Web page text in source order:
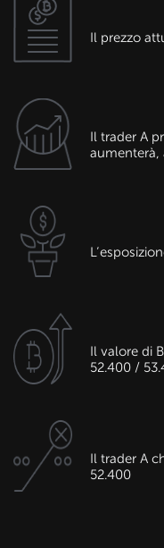
Il prezzo
Il trader A
aumenterà,
Il valore di
52.400 /
Il trader A
52.400